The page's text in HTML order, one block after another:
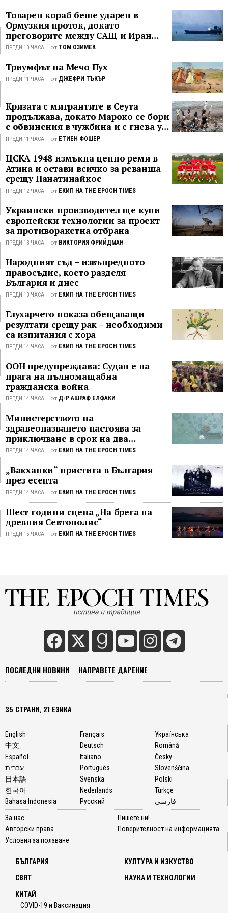
упадък, за да прокарат своя порочен
дневен ред под маската на
„либерализма“ и „прогреса“. През
последните над 200 години
съвпадения, а по-скоро пиеса, в
която последователността на
важните събития е предопределена.
оповестява и началото на нов
исторически цикъл, всички световни
религии очакват едно: ...
Товарен кораб беше ударен в
Ормузкия проток, докато
преговорите между САЩ и Иран
останаха в безизходица
ПРЕДИ 10 ЧАСА от ТОМ ОЗИМЕК
Триумфът на Мечо Пух
ПРЕДИ 11 ЧАСА от ДЖЕФРИ ТЪКЪР
Кризата с мигрантите в Сеута
продължава, докато Мароко се бори
с обвинения в чужбина и с гнева у
дома
ПРЕДИ 11 ЧАСА от ЕТИЕН ФОШЕР
ЦСКА 1948 измъкна ценно реми в
Атина и остави всичко за реванша
срещу Панатинайкос
ПРЕДИ 12 ЧАСА от ЕКИП НА THE EPOCH TIMES
Украински производител ще купи
европейски технологии за проект
за противоракетна отбрана
ПРЕДИ 13 ЧАСА от ВИКТОРИЯ ФРИЙДМАН
Народният съд – извънредното
правосъдие, което разделя
България и днес
ПРЕДИ 13 ЧАСА от ЕКИП НА THE EPOCH TIMES
Глухарчето показа обещаващи
резултати срещу рак – необходими
са изпитания с хора
ПРЕДИ 14 ЧАСА от ЕКИП НА THE EPOCH TIMES
ООН предупреждава: Судан е на
прага на пълномащабна
гражданска война
ПРЕДИ 14 ЧАСА от Д-Р АШРАФ ЕЛФАКИ
Министерството на
здравеопазването настоява за
приключване в срок на два
ключови строителни проекта
ПРЕДИ 14 ЧАСА от ЕКИП НА THE EPOCH TIMES
„Вакханки“ пристига в България
през есента
ПРЕДИ 14 ЧАСА от ЕКИП НА THE EPOCH TIMES
Шест години сцена „На брега на
древния Севтополис“
ПРЕДИ 15 ЧАСА от ЕКИП НА THE EPOCH TIMES
ПОСЛЕДНИ НОВИНИ НАПРАВЕТЕ ДАРЕНИЕ
35 СТРАНИ, 21 ЕЗИКА
English
中文
Español
עברית
日本語
한국어
Bahasa Indonesia
Français
Deutsch
Italiano
Português
Svenska
Nederlands
Русский
Українська
Română
Česky
Slovenščina
Polski
Türkçe
فارسی
За нас
Авторски права
Условия за ползване
Пишете ни!
Поверителност на информацията
БЪЛГАРИЯ
СВЯТ
КИТАЙ
COVID-19 и Ваксинация
КУЛТУРА И ИЗКУСТВО
НАУКА И ТЕХНОЛОГИИ